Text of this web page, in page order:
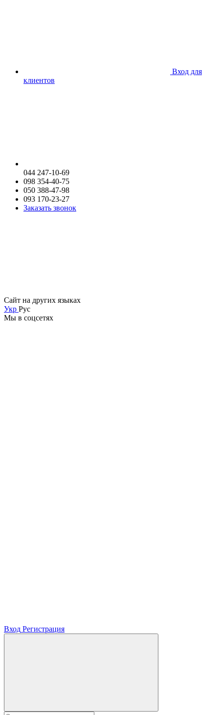
Вход для
клиентов
044 247-10-69
098 354-40-75
050 388-47-98
093 170-23-27
Заказать звонок
Сайт на других языках
Укр Рус
Мы в соцсетях
Вход Регистрация